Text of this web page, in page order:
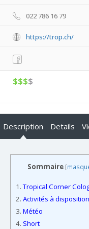
022 786 16 79
https://trop.ch/
$$$$
Description Details
Sommaire [
1.Tropical Corner
2. Activités à disposition
3. Météo
4. Short